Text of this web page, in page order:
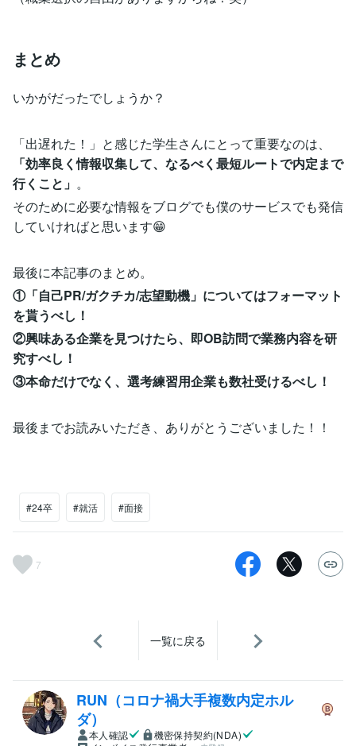
まとめ
いかがだったでしょうか？
「出遅れた！」と感じた学生さんにとって重要なのは、
「効率良く情報収集して、なるべく最短ルートで内定まで
行くこと」 。
そのために必要な情報をブログでも僕のサービスでも発信
していければと思います😁
最後に本記事のまとめ。
①「自己PR/ガクチカ/志望動機」についてはフォーマット
を貰うべし！
②興味ある企業を見つけたら、即OB訪問で業務内容を研
究すべし！
③本命だけでなく、選考練習用企業も数社受けるべし！
最後までお読みいただき、ありがとうございました！！
#24卒 #就活 #面接
7
一覧に戻る
RUN（コロナ禍大手複数内定ホル
ダ）
本人確認
機密保持契約(NDA)